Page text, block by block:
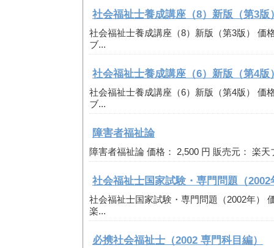
社会福祉士養成講座（8）新版（第3版
社会福祉士養成講座（8）新版（第3版） 価
ブ...
社会福祉士養成講座（6）新版（第4版
社会福祉士養成講座（6）新版（第4版） 価
ブ...
障害者福祉論
障害者福祉論 価格： 2,500 円 販売元： 楽天
社会福祉士国家試験・専門問題（2002
社会福祉士国家試験・専門問題（2002年）
楽...
必携社会福祉士（2002 専門科目編）